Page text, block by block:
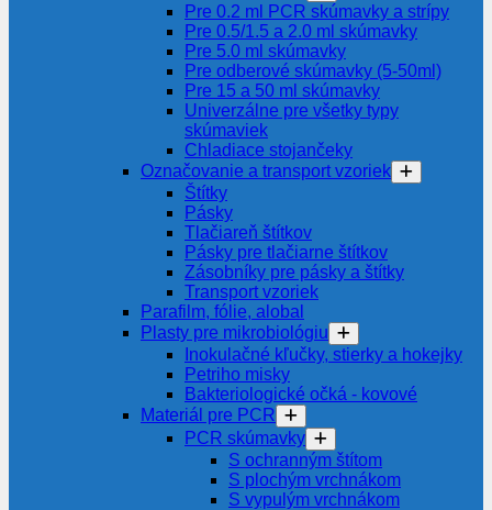
Pre 0.2 ml PCR skúmavky a strípy
Pre 0.5/1.5 a 2.0 ml skúmavky
Pre 5.0 ml skúmavky
Pre odberové skúmavky (5-50ml)
Pre 15 a 50 ml skúmavky
Univerzálne pre všetky typy
skúmaviek
Chladiace stojančeky
Označovanie a transport vzoriek
Štítky
Pásky
Tlačiareň štítkov
Pásky pre tlačiarne štítkov
Zásobníky pre pásky a štítky
Transport vzoriek
Parafilm, fólie, alobal
Plasty pre mikrobiológiu
Inokulačné kľučky, stierky a hokejky
Petriho misky
Bakteriologické očká - kovové
Materiál pre PCR
PCR skúmavky
S ochranným štítom
S plochým vrchnákom
S vypulým vrchnákom